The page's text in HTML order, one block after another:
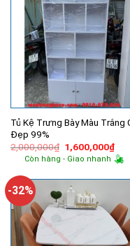
Tủ Kệ Trưng Bày Màu Trắng
Đẹp 99%
2,000,000₫ Giá
gốc
là:
1,600,000₫Giá
hiện
tại
Còn hàng - Giao nhanh
-32%